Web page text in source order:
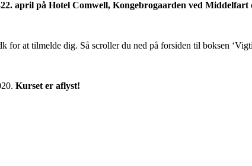
april på Hotel Comwell, Kongebrogaarden ved Middelfart
for at tilmelde dig. Så scroller du ned på forsiden til boksen
Kurset er aflyst!